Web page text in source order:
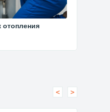
отопления
< >